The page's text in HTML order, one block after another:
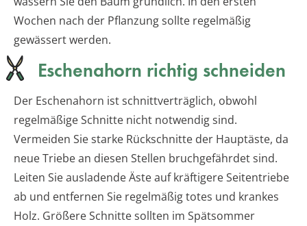
Wochen nach der Pflanzung sollte regelmäßig
gewässert werden.
Eschenahorn richtig schneiden
Der Eschenahorn ist schnittverträglich, obwohl
regelmäßige Schnitte nicht notwendig sind.
Vermeiden Sie starke Rückschnitte der Hauptäste, da
neue Triebe an diesen Stellen bruchgefährdet sind.
Leiten Sie ausladende Äste auf kräftigere Seitentriebe
ab und entfernen Sie regelmäßig totes und krankes
Holz. Größere Schnitte sollten im Spätsommer